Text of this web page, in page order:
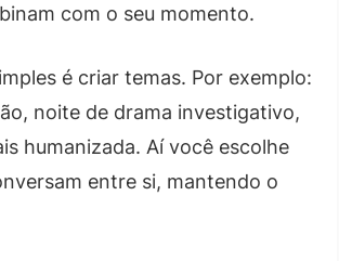
com o seu momento.
é criar temas. Por exemplo:
noite de drama investigativo,
humanizada. Aí você escolhe
entre si, mantendo o